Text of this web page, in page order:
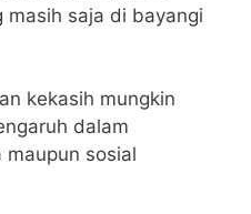
masih saja di bayangi
kekasih mungkin
dalam
sosial